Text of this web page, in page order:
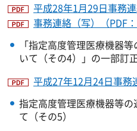
平成28年1月29日事務連
事務連絡（写）（PDF：
「指定高度管理医療機器
いて（その4）」の一部訂
平成27年12月24日事務
指定高度管理医療機器等
て（その5）